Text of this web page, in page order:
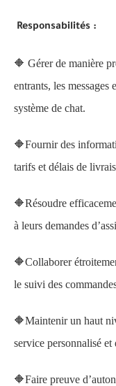
Responsabilités :
🔶 Gérer de manière
entrants, les messages
système de chat.
🔶Fournir des
tarifs et délais de
🔶Résoudre
à leurs demandes
🔶Collaborer
le suivi des
🔶Maintenir un haut
service personnalisé et
🔶Faire preuve